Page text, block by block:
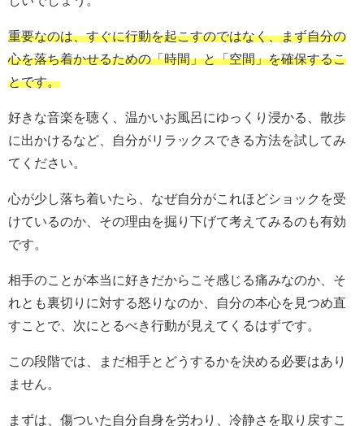
重要なのは、すぐに行動を起こすのではなく、まず自分の
心を落ち着かせるための「時間」と「空間」を確保するこ
とです。
好きな音楽を聴く、温かいお風呂にゆっくり浸かる、散歩
に出かけるなど、自分がリラックスできる方法を試してみ
てください。
心が少し落ち着いたら、なぜ自分がこれほどショックを受
けているのか、その理由を掘り下げて考えてみるのも有効
です。
相手のことが本当に好きだからこそ感じる痛みなのか、そ
れとも裏切りに対する怒りなのか、自分の本心を見つめ直
すことで、次にとるべき行動が見えてくるはずです。
この段階では、まだ相手とどうするかを決める必要はあり
ません。
まずは、傷ついた自分自身を労わり、冷静さを取り戻すこ